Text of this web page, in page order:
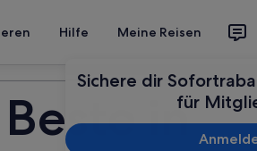
Hilfe Meine Reisen
Sichere dir
für
in